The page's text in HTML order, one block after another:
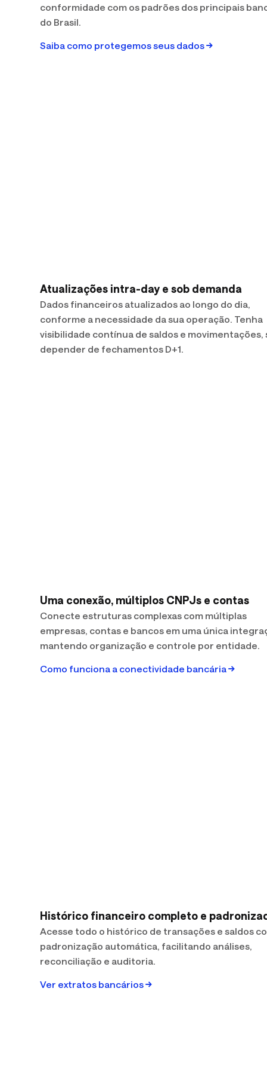
conformidade com os padrões dos principais
do Brasil.
Saiba como protegemos seus dados
Atualizações intra-day e sob demanda
Dados financeiros atualizados ao longo do dia,
conforme a necessidade da sua operação. Tenha
visibilidade contínua de saldos e movimentações,
depender de fechamentos D+1.
Uma conexão, múltiplos CNPJs e contas
Conecte estruturas complexas com múltiplas
empresas, contas e bancos em uma única
mantendo organização e controle por entidade.
Como funciona a conectividade bancária
Histórico financeiro completo e
Acesse todo o histórico de transações e saldos
padronização automática, facilitando análises,
reconciliação e auditoria.
Ver extratos bancários